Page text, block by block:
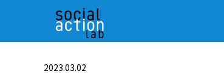
2023.03.02